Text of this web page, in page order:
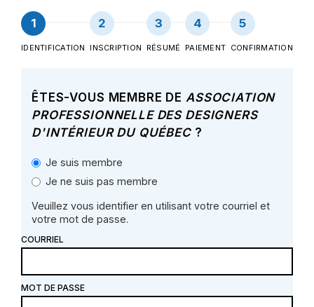
IDENTIFICATION INSCRIPTION RÉSUMÉ PAIEMENT CONFIRMATION
ÊTES-VOUS MEMBRE DE ASSOCIATION
PROFESSIONNELLE DES DESIGNERS
D'INTÉRIEUR DU QUÉBEC?
Je suis membre
Je ne suis pas membre
Veuillez vous identifier en utilisant votre courriel et
votre mot de passe.
COURRIEL
MOT DE PASSE